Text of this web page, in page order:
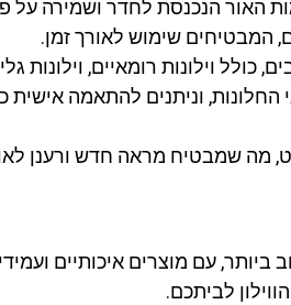
האור הנכנסת לחדר ושמירה על
המבטיחים שימוש לאורך זמן.
כולל וילונות רומאיים, וילונות
החלונות, וניתנים להתאמה אישית
מה שמבטיח מראה חדש ורענן
עם מוצרים איכותיים
לביתכם.